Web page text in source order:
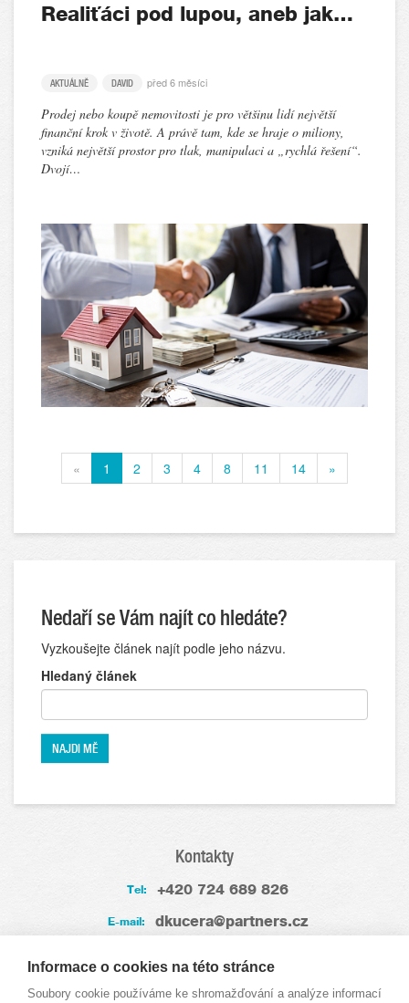
Realiťáci pod lupou, aneb jak…
AKTUÁLNĚ DAVID před 6 měsíci
Prodej nebo koupě nemovitosti je pro většinu lidí největší
finanční krok v životě. A právě tam, kde se hraje o miliony,
vzniká největší prostor pro tlak, manipulaci a „rychlá řešení“.
Dvojí…
« 1 2 3 4 8 11 14 »
Nedaří se Vám najít co hledáte?
Vyzkoušejte článek najít podle jeho názvu.
Hledaný článek
Kontakty
Tel: +420 724 689 826
E-mail: dkucera@partners.cz
Zkušenosti
Informace o cookies na této stránce
Soubory cookie používáme ke shromažďování a analýze informací